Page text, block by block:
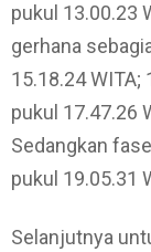
pukul 13.00.23
gerhana
15.18.24 WITA;
pukul 17.47.26
Sedangkan
pukul 19.05.31
Selanjutnya